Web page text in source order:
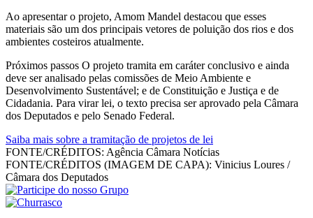
Ao apresentar o projeto, Amom Mandel destacou que esses
materiais são um dos principais vetores de poluição dos rios e dos
ambientes costeiros atualmente.
Próximos passos O projeto tramita em caráter conclusivo e ainda
deve ser analisado pelas comissões de Meio Ambiente e
Desenvolvimento Sustentável; e de Constituição e Justiça e de
Cidadania. Para virar lei, o texto precisa ser aprovado pela Câmara
dos Deputados e pelo Senado Federal.
Saiba mais sobre a tramitação de projetos de lei
FONTE/CRÉDITOS: Agência Câmara Notícias
FONTE/CRÉDITOS (IMAGEM DE CAPA): Vinicius Loures /
Câmara dos Deputados